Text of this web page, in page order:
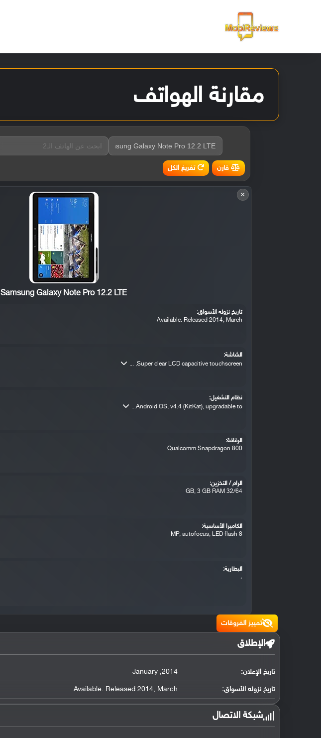
مقارنة الهواتف
قارن تفريغ الكل
×
Samsung Galaxy Note Pro 12.2 LTE
تاريخ نزوله الأسواق:
Available. Released 2014, March
الشاشة:
Super clear LCD capacitive touchscreen, ...
نظام التشغيل:
Android OS, v4.4 (KitKat), upgradable to...
الرقاقة:
Qualcomm Snapdragon 800
الرام / التخزين:
32/64 GB, 3 GB RAM
الكاميرا الأساسية:
8 MP, autofocus, LED flash
البطارية:
،
تمييز الفروقات
الإطلاق
تاريخ الإعلان: 2014
,
January
تاريخ نزوله الأسواق: Available. Released 2014, March
شبكة الاتصال